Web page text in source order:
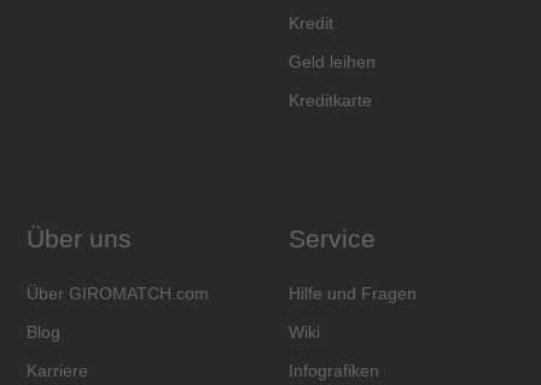
Kredit
Geld leihen
Kreditkarte
Über uns
Über GIROMATCH.com
Blog
Karriere
Service
Hilfe und Fragen
Wiki
Infografiken